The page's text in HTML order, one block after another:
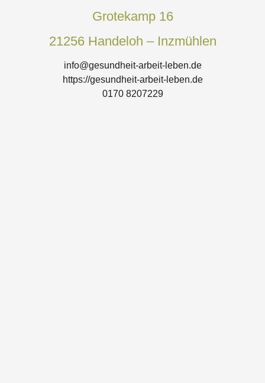
Grotekamp 16
21256 Handeloh – Inzmühlen
info@gesundheit-arbeit-leben.de
https://gesundheit-arbeit-leben.de
0170 8207229